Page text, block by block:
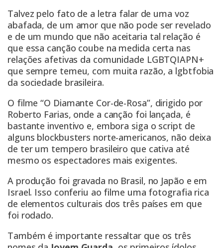
Talvez pelo fato de a letra falar de uma voz
abafada, de um amor que não pode ser revelado
e de um mundo que não aceitaria tal relação é
que essa canção coube na medida certa nas
relações afetivas da comunidade LGBTQIAPN+
que sempre temeu, com muita razão, a lgbtfobia
da sociedade brasileira.
O filme “O Diamante Cor-de-Rosa”, dirigido por
Roberto Farias, onde a canção foi lançada, é
bastante inventivo e, embora siga o script de
alguns blockbusters norte-americanos, não deixa
de ter um tempero brasileiro que cativa até
mesmo os espectadores mais exigentes.
A produção foi gravada no Brasil, no Japão e em
Israel. Isso conferiu ao filme uma fotografia rica
de elementos culturais dos três países em que
foi rodado.
Também é importante ressaltar que os três